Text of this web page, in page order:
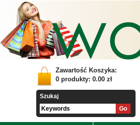
Zawartość Koszyka:
0 produkty: 0.00 zł
Szukaj